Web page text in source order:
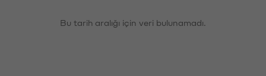
Bu tarih aralığı için veri bulunamadı.